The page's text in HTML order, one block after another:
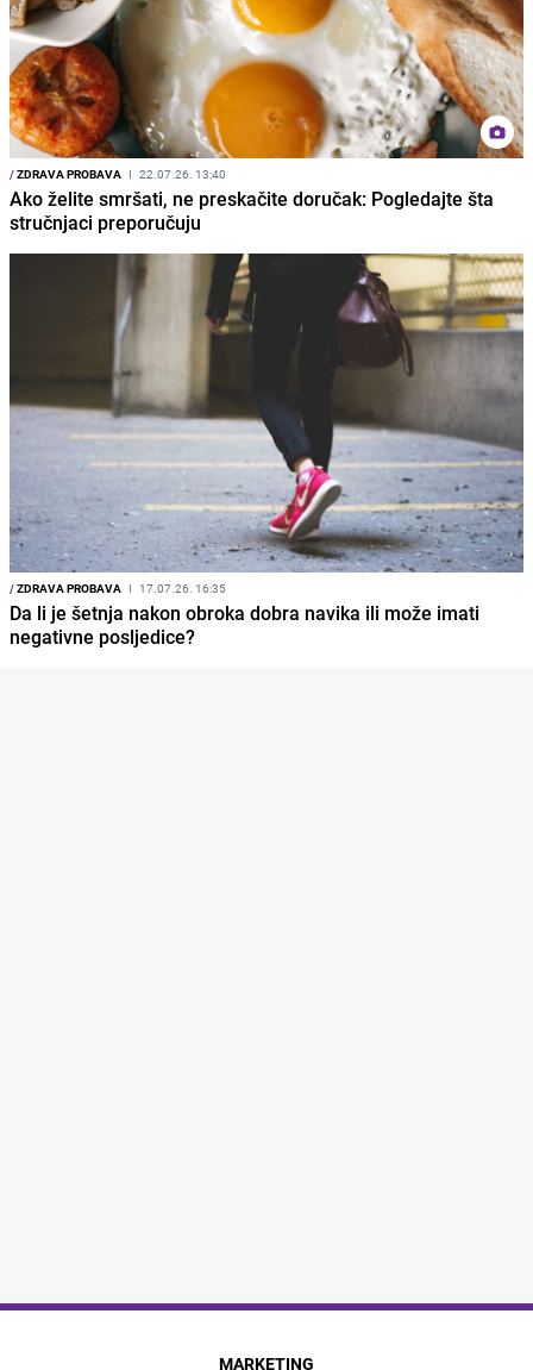
/ZDRAVA PROBAVA I 22.07.26. 13:40
Ako želite smršati, ne preskačite doručak: Pogledajte šta
stručnjaci preporučuju
/ZDRAVA PROBAVA I 17.07.26. 16:35
Da li je šetnja nakon obroka dobra navika ili može imati
negativne posljedice?
MARKETING